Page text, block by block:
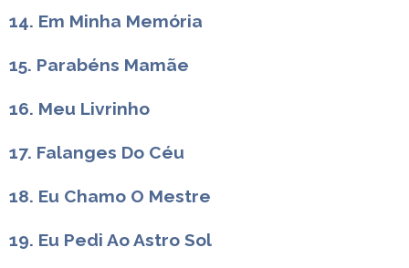
14. Em Minha Memória
15. Parabéns Mamãe
16. Meu Livrinho
17. Falanges Do Céu
18. Eu Chamo O Mestre
19. Eu Pedi Ao Astro Sol